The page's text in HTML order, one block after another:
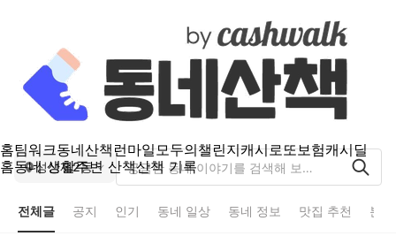
홈팀워크동네산책 런마일모두의챌린지캐시로또보험캐시딜
홈동네 생활주변 산책산책 기록
성산제2동
전체글 공지 인기 동네 일상 동네 정보 맛집 추천 분